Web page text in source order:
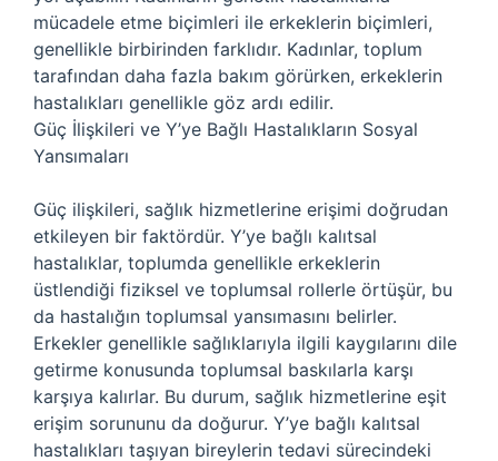
mücadele etme biçimleri ile erkeklerin biçimleri,
genellikle birbirinden farklıdır. Kadınlar, toplum
tarafından daha fazla bakım görürken, erkeklerin
hastalıkları genellikle göz ardı edilir.
Güç İlişkileri ve Y’ye Bağlı Hastalıkların Sosyal
Yansımaları
Güç ilişkileri, sağlık hizmetlerine erişimi doğrudan
etkileyen bir faktördür. Y’ye bağlı kalıtsal
hastalıklar, toplumda genellikle erkeklerin
üstlendiği fiziksel ve toplumsal rollerle örtüşür, bu
da hastalığın toplumsal yansımasını belirler.
Erkekler genellikle sağlıklarıyla ilgili kaygılarını dile
getirme konusunda toplumsal baskılarla karşı
karşıya kalırlar. Bu durum, sağlık hizmetlerine eşit
erişim sorununu da doğurur. Y’ye bağlı kalıtsal
hastalıkları taşıyan bireylerin tedavi sürecindeki